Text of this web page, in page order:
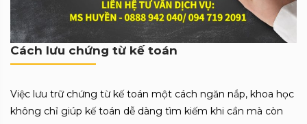
Cách lưu chứng từ kế toán
Việc lưu trữ chứng từ kế toán một cách ngăn nắp, khoa học
không chỉ giúp kế toán dễ dàng tìm kiếm khi cần mà còn